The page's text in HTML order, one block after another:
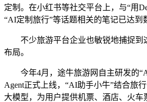
定制。在小红书等社交平台上，与“用
“AI定制旅行”等话题相关的笔记已达到
不少旅游平台企业也敏锐地捕捉到
布局。
今年4月，途牛旅游网自主研发的
Agent正式上线，“AI助手小牛”结合旅
大模型，为用户提供机票、酒店、火车